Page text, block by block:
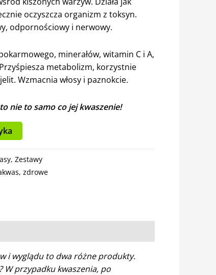
oczyszcza organizm z toksyn.
odpornościowy i nerwowy.
minerałów, witamin C i A,
metabolizm, korzystnie
Wzmacnia włosy i paznokcie.
nie to samo co jej kwaszenie!
,Zestawy
,zdrowe
i wyglądu to dwa różne produkty.
W przypadku kwaszenia, po